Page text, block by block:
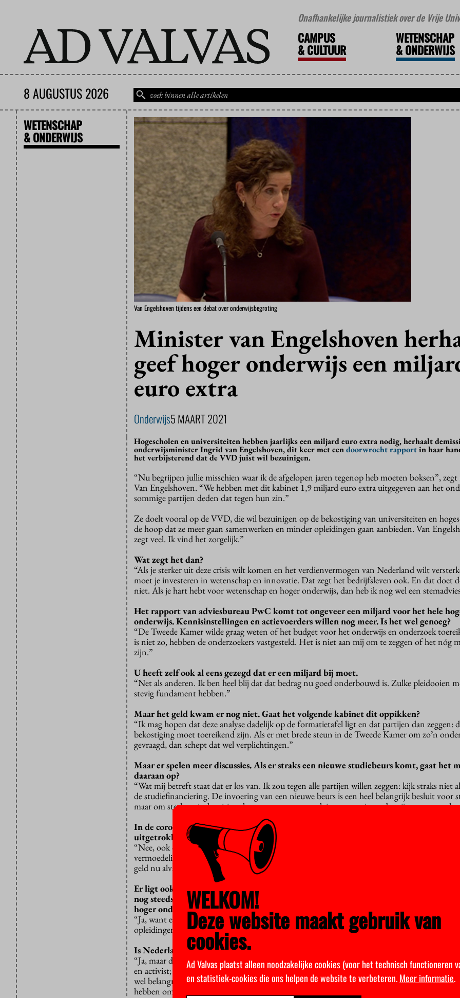
Onafhankelijke journalistiek over de Vrije
CAMPUS
&CULTUUR
WETENSCHAP
&ONDERWIJS
8 AUGUSTUS 2026
WETENSCHAP
& ONDERWIJS
Van Engelshoven tijdens een debat over onderwijsbegroting
Minister van Engelshoven
geef hoger onderwijs een
euro extra
Onderwijs5 MAART 2021
Hogescholen en universiteiten hebben jaarlijks een miljard euro extra nodig, herhaalt
onderwijsminister Ingrid van Engelshoven, dit keer met eendoorwrocht rapportin haar
het verbijsterend dat de VVD juist wil bezuinigen.
“Nu begrijpen jullie misschien waar ik de afgelopen jaren tegenop heb moeten boksen”,
Van Engelshoven. “We hebben met dit kabinet 1,9 miljard euro extra uitgegeven aan het
sommige partijen deden dat tegen hun zin.”
Ze doelt vooral op de VVD, die wil bezuinigen op de bekostiging van universiteiten en
de hoop dat ze meer gaan samenwerken en minder opleidingen gaan aanbieden. Van
zegt veel. Ik vind het zorgelijk.”
Wat zegt het dan?
“Als je sterker uit deze crisis wilt komen en het verdienvermogen van Nederland wilt
moet je investeren in wetenschap en innovatie. Dat zegt het bedrijfsleven ook. En dat doet
niet. Als je hart hebt voor wetenschap en hoger onderwijs, dan heb ik nog wel een
Het rapport van adviesbureau PwC komt tot ongeveer een miljard voor het hele
onderwijs. Kennisinstellingen en actievoerders willen nog meer. Is het wel genoeg?
“De Tweede Kamer wilde graag weten of het budget voor het onderwijs en onderzoek
is niet zo, hebben de onderzoekers vastgesteld. Het is niet aan mij om te zeggen of het nóg
zijn.”
U heeft zelf ook al eens gezegd dat er een miljard bij moet.
“Net als anderen. Ik ben heel blij dat dat bedrag nu goed onderbouwd is. Zulke pleidooien
stevig fundament hebben.”
Maar het geld kwam er nog niet. Gaat het volgende kabinet dit oppikken?
“Ik mag hopen dat deze analyse dadelijk op de formatietafel ligt en dat partijen dan zeggen:
bekostiging moet toereikend zijn. Als er met brede steun in de Tweede Kamer om zo’n
gevraagd, dan schept dat wel verplichtingen.”
Maar er spelen meer discussies. Als er straks een nieuwe studiebeurs komt, gaat het
daaraan op?
“Wat mij betreft staat dat er los van. Ik zou tegen alle partijen willen zeggen: kijk straks niet
de studiefinanciering. De invoering van een nieuwe beurs is een heel belangrijk besluit voor
maar om sterker uit de crisis te komen moeten we ook investeren in onderwijs en
In de coronacrisis heeft het kabinet 645 miljoen euro voor de groei van het aantal
uitgetrokken. Hoort dat bij het miljard?
“Nee, ook dat staat er los van. Er zijn gewoon meer studenten, en door de coronacrisis blijven
vermoedelijk ook iets langer in het onderwijs. Dat wilden we niet afwachten en daarom
geld nu alvast uitgetrokken.”
Er ligt ook een rapport van adviesbureau Berenschot over de verdeling van het geld.
nog steeds dat studentenaantallen minder invloed moeten hebben op de financiering
hoger onderwijs?
“Ja, want er liggen twee belangrijke maatschappelijke vragen. Wat doe je met kleine, maar
opleidingen die dreigen te verdwijnen. En wat doe je met het onderwijs in krimpregio’s?”
Is Nederlandse taal- en letterkunde een voorbeeld van zo’n klein vakgebied?
“Ja, maar denk bijvoorbeeld ook aan de Leidse opleiding Koreastudies van Remco Breuker
en activist; red.]. Zulke vakgebieden trekken misschien niet heel grote aantallen studenten,
wel belangrijk als er ergens anders in de wereld iets gebeurt. Je moet er als samenleving wat
hebben om culturen en landen van over de hele wereld te begrijpen.”
WELKOM!
Deze website maakt gebruik van
cookies.
Ad Valvas plaatst alleen noodzakelijke cookies (voor het technisch functioneren
en statistiek-cookies die ons helpen de website te verbeteren.Meer informatie.